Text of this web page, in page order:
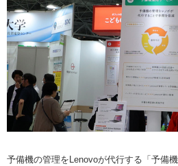
予備機の管理をLenovoが代行する「予備機